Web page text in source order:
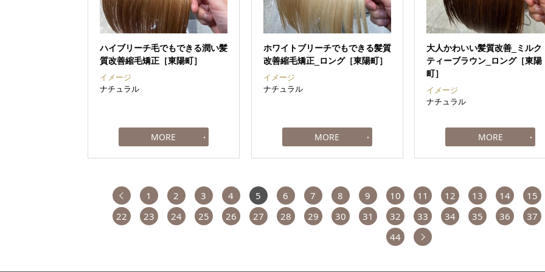
ハイブリーチ毛でもできる潤い髪
質改善縮毛矯正［東陽町］
イメージ
ナチュラル
ホワイトブリーチでもできる髪質
改善縮毛矯正_ロング［東陽町］
イメージ
ナチュラル
大人かわいい髪質改善_ミルク
ティーブラウン_ロング［東陽
町］
イメージ
ナチュラル
1 2 3 4 5 6 7 8 9 10 11 12 13 14
15
22
23 24 25 26 27 28 29 30 31 32 33 34 35 36
37
44